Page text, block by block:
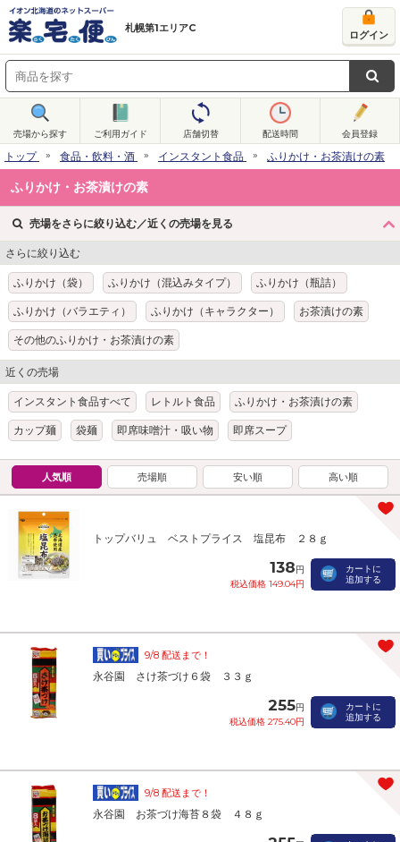
札幌第1エリアC
ログイン
売場から探す ご利用ガイド 店舗切替 配送時間 会員登録
トップ 食品・飲料・酒 インスタント食品 ふりかけ・お茶漬けの素
ふりかけ・お茶漬けの素
売場をさらに絞り込む／近くの売場を見る
さらに絞り込む
ふりかけ（袋） ふりかけ（混込みタイプ） ふりかけ（瓶詰）
ふりかけ（バラエティ） ふりかけ（キャラクター） お茶漬けの素
その他のふりかけ・お茶漬けの素
近くの売場
インスタント食品すべて レトルト食品 ふりかけ・お茶漬けの素
カップ麺 袋麺 即席味噌汁・吸い物 即席スープ
人気順 売場順 安い順 高い順
トップバリュ ベストプライス 塩昆布 ２８ｇ
138円
税込価格 149.04円
カートに
追加する
9/8 配送まで！
永谷園 さけ茶づけ６袋 ３３ｇ
255円
税込価格 275.40円
カートに
追加する
9/8 配送まで！
永谷園 お茶づけ海苔８袋 ４８ｇ